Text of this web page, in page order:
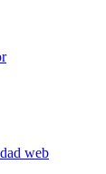
web